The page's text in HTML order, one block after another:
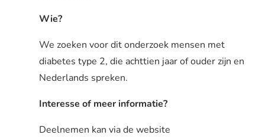
Wie?
We zoeken voor dit onderzoek mensen met
diabetes type 2, die achttien jaar of ouder zijn en
Nederlands spreken.
Interesse of meer informatie?
Deelnemen kan via de website